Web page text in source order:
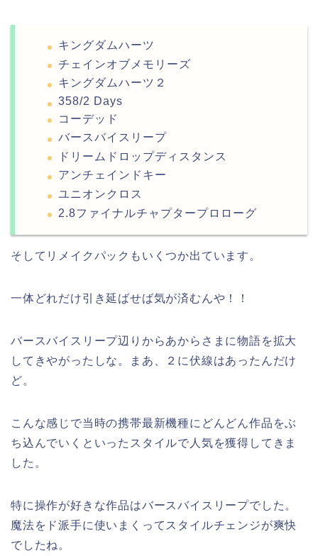
キングダムハーツ
チェインオブメモリーズ
キングダムハーツ２
358/2 Days
コーデッド
バースバイスリープ
ドリームドロップディスタンス
アンチェインドキー
ユニオンクロス
2.8ファイナルチャプタープロローグ
そしてリメイクパックもいくつか出ています。
一体どれだけ引き延ばせば気が済むんや！！
バースバイスリープ辺りからあからさまに物語を拡大
してきやがったしな。まあ、２に伏線はあったんだけ
ど。
こんな感じで当時の携帯最新機種にどんどん作品をぶ
ち込んでいくといったスタイルで人気を獲得してきま
した。
特に操作が好きな作品はバースバイスリープでした。
魔法をド派手に使いまくってスタイルチェンジが爽快
でしたね。